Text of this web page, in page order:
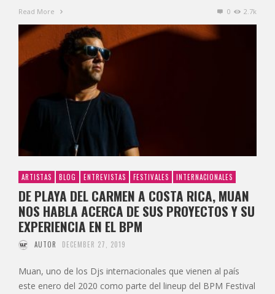
Read More 0 2.7k
ARTISTAS BLOG ENTREVISTAS FESTIVALES INTERNACIONALES
DE PLAYA DEL CARMEN A COSTA RICA, MUAN
NOS HABLA ACERCA DE SUS PROYECTOS Y SU
EXPERIENCIA EN EL BPM
AUTOR DECEMBER 27, 2019
Muan, uno de los Djs internacionales que vienen al país
este enero del 2020 como parte del lineup del BPM Festival